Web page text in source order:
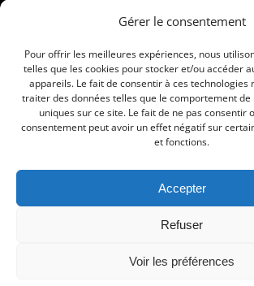
Gérer le consentement
Pour offrir les meilleures expériences, nous
telles que les cookies pour stocker et/ou accéder
appareils. Le fait de consentir à ces technologies
traiter des données telles que le comportement de
uniques sur ce site. Le fait de ne pas consentir
consentement peut avoir un effet négatif sur
et fonctions.
Accepter
Refuser
Voir les préférences
04 66 88 01 05
© 2026 Commune de Le Cailar.